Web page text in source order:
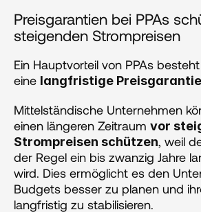
Preisgarantien bei PPAs
steigenden Strompreisen
Ein Hauptvorteil von PPAs
eine langfristige
Mittelständische Unternehmen
einen längeren Zeitraum vor
Strompreisen schützen, weil
der Regel ein bis zwanzig Jahre
wird. Dies ermöglicht es den
Budgets besser zu planen und
langfristig zu stabilisieren.